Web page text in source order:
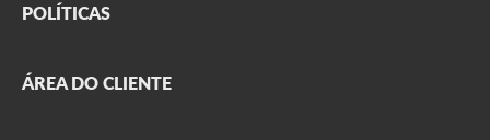
Sobre nós
Onde encontrar
POLÍTICAS
Garantia
ÁREA DO CLIENTE